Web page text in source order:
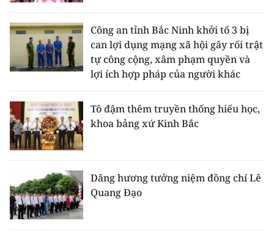
Công an tỉnh Bắc Ninh khởi tố 3 bị
can lợi dụng mạng xã hội gây rối trật
tự công cộng, xâm phạm quyền và
lợi ích hợp pháp của người khác
Tô đậm thêm truyền thống hiếu học,
khoa bảng xứ Kinh Bắc
Dâng hương tưởng niệm đồng chí Lê
Quang Đạo